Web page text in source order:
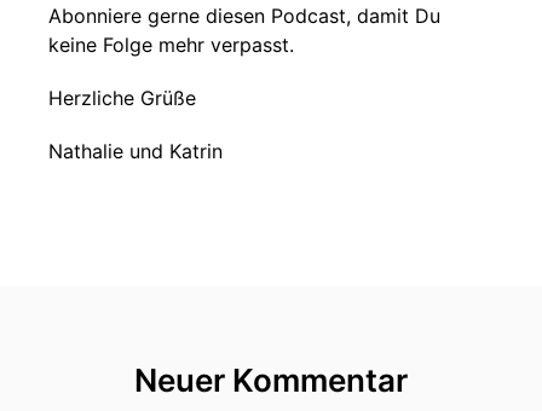
Abonniere gerne diesen Podcast, damit Du
keine Folge mehr verpasst.
Herzliche Grüße
Nathalie und Katrin
Neuer Kommentar